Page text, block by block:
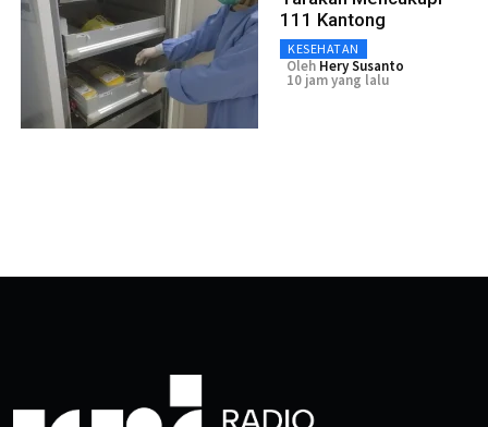
111 Kantong
KESEHATAN
Oleh Hery Susanto
10 jam yang lalu